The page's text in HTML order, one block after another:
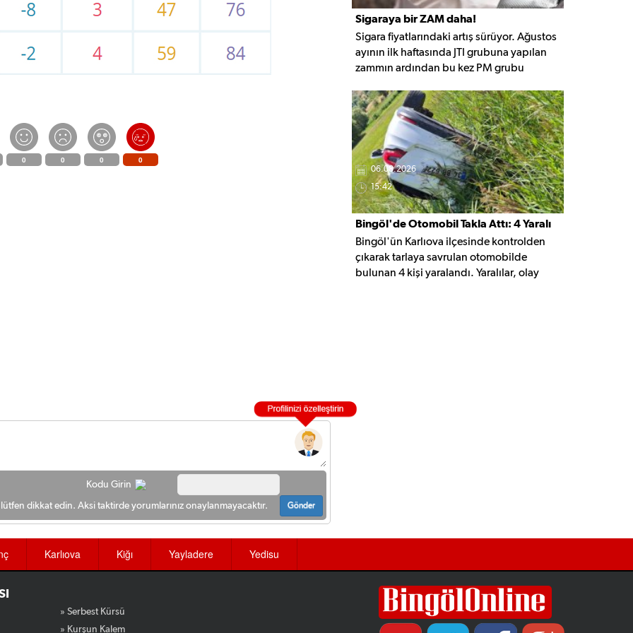
0 0 0 0
Kodu Girin
dikkat edin. Aksi taktirde yorumlarınız onaylanmayacaktır. Gönder
Sigaraya bir ZAM daha!
Sigara fiyatlarındaki artış sürüyor. Ağustos
ayının ilk haftasında JTI grubuna yapılan
zammın ardından bu kez PM grubu
gruptaki en ucuz sigara 120 TL, en pahalı
sigara ise 140 TL'ye yükseldi.
06.08.2026
15:42
Bingöl'de Otomobil Takla Attı: 4 Yaralı
Bingöl'ün Karlıova ilçesinde kontrolden
çıkarak tarlaya savrulan otomobilde
bulunan 4 kişi yaralandı. Yaralılar, olay
Karlıova Kiğı Yayladere Yedisu
» Serbest Kürsü
» Kurşun Kalem